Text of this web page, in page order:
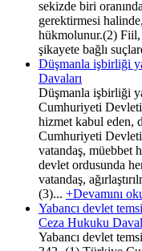
sekizde biri
gerektirmesi halinde,
hükmolunur.(2) Fiil,
şikayete bağlı
Düşmanla işbirliği
Davaları
Düşmanla işbirliği
Cumhuriyeti
hizmet kabul eden,
Cumhuriyeti
vatandaş, müebbet
devlet ordusunda
vatandaş,
(3)... +Devamını
Yabancı devlet
Ceza Hukuku
Yabancı devlet